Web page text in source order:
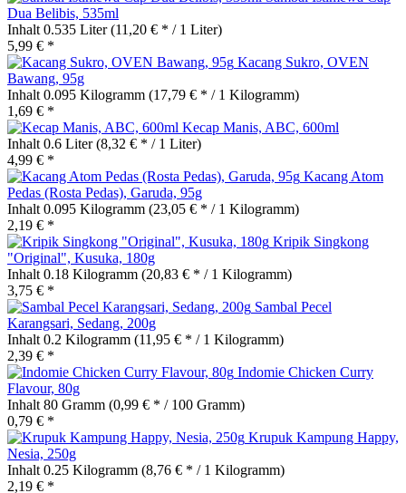
Dua Belibis, 535ml
Inhalt 0.535 Liter(11,20 € * / 1 Liter)
5,99 € *
Kacang Sukro, OVEN
Bawang, 95g
Inhalt 0.095 Kilogramm (17,79 € * / 1 Kilogramm)
1,69 € *
Kecap Manis, ABC, 600ml
Inhalt 0.6 Liter(8,32 € * / 1 Liter)
4,99 € *
Kacang Atom
Pedas (Rosta Pedas), Garuda, 95g
Inhalt 0.095 Kilogramm (23,05 € * / 1 Kilogramm)
2,19 € *
Kripik Singkong
"Original", Kusuka, 180g
Inhalt 0.18 Kilogramm (20,83 € * / 1 Kilogramm)
3,75 € *
Sambal Pecel
Karangsari, Sedang, 200g
Inhalt 0.2 Kilogramm (11,95 € * / 1 Kilogramm)
2,39 € *
Indomie Chicken Curry
Flavour, 80g
Inhalt 80 Gramm (0,99 € * / 100 Gramm)
0,79 € *
Krupuk Kampung Happy,
Nesia, 250g
Inhalt 0.25 Kilogramm (8,76 € * / 1 Kilogramm)
2,19 € *